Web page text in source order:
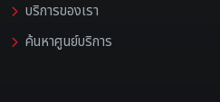
บริการของเรา
ค้นหาศูนย์บริการ